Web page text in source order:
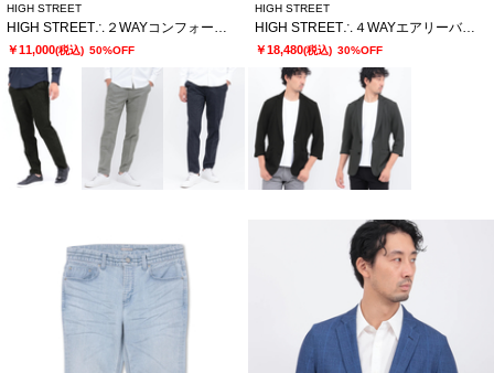
HIGH STREET
HIGH STREET∴２WAYコンフォートブラッシュプリントイージーパンツ
￥11,000(税込) 50%OFF
HIGH STREET
HIGH STREET∴４WAYエアリーバーク柄リンクス７分袖ジャケット
￥18,480(税込) 30%OFF